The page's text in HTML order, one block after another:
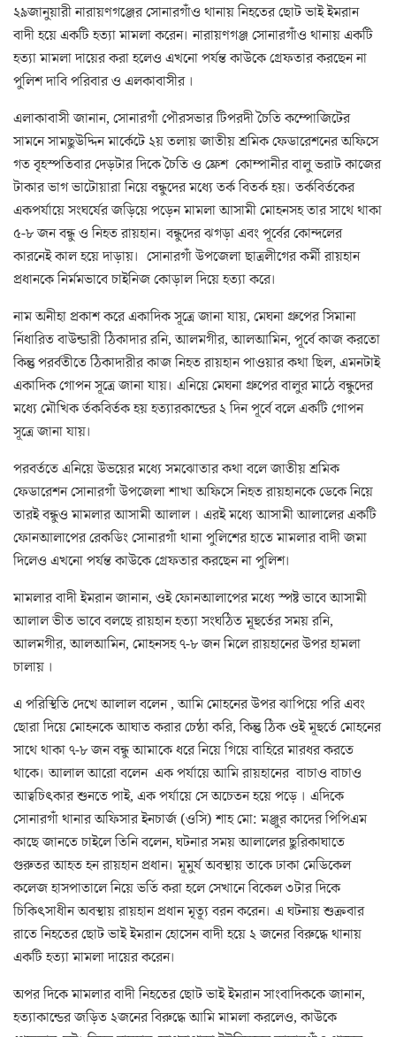
২৯জানুয়ারী নারায়ণগঞ্জের সোনারগাঁও থানায় নিহতের ছোট ভাই ইমরান
বাদী হয়ে একটি হত্যা মামলা করেন। নারায়ণগঞ্জ সোনারগাঁও থানায় একটি
হত্যা মামলা দায়ের করা হলেও এখনো পর্যন্ত কাউকে গ্রেফতার করছেন না
পুলিশ দাবি পরিবার ও এলকাবাসীর ।
এলাকাবাসী জানান, সোনারগাঁ পৌরসভার টিপরদী চৈতি কম্পোজিটের
সামনে সামছুউদ্দিন মার্কেটে ২য় তলায় জাতীয় শ্রমিক ফেডারেশনের অফিসে
গত বৃহস্পতিবার দেড়টার দিকে চৈতি ও ফ্রেশ কোম্পানীর বালু ভরাট কাজের
টাকার ভাগ ভাটোয়ারা নিয়ে বন্ধুদের মধ্যে তর্ক বিতর্ক হয়। তর্কবির্তকের
একপর্যায়ে সংঘর্ষের জড়িয়ে পড়েন মামলা আসামী মোহনসহ তার সাথে থাকা
৫-৮ জন বন্ধু ও নিহত রায়হান। বন্ধুদের ঝগড়া এবং পূর্বের কোন্দলের
কারনেই কাল হয়ে দাড়ায়। সোনারগাঁ উপজেলা ছাত্রলীগের কর্মী রায়হান
প্রধানকে নির্মমভাবে চাইনিজ কোড়াল দিয়ে হত্যা করে।
নাম অনীহা প্রকাশ করে একাদিক সূত্রে জানা যায়, মেঘনা গ্রুপের সিমানা
র্নিধারিত বাউন্ডারী ঠিকাদার রনি, আলমগীর, আলআমিন, পূর্বে কাজ করতো
কিন্তু পরর্বতীতে ঠিকাদারীর কাজ নিহত রায়হান পাওয়ার কথা ছিল, এমনটাই
একাদিক গোপন সূত্রে জানা যায়। এনিয়ে মেঘনা গ্রুপের বালুর মাঠে বন্ধুদের
মধ্যে মৌখিক র্তকবির্তক হয় হত্যারকান্ডের ২ দিন পূর্বে বলে একটি গোপন
সূত্রে জানা যায়।
পরবর্ততে এনিয়ে উভয়ের মধ্যে সমঝোতার কথা বলে জাতীয় শ্রমিক
ফেডারেশন সোনারগাঁ উপজেলা শাখা অফিসে নিহত রায়হানকে ডেকে নিয়ে
তারই বন্ধুও মামলার আসামী আলাল । এরই মধ্যে আসামী আলালের একটি
ফোনআলাপের রেকডিং সোনারগাঁ থানা পুলিশের হাতে মামলার বাদী জমা
দিলেও এখনো পর্যন্ত কাউকে গ্রেফতার করছেন না পুলিশ।
মামলার বাদী ইমরান জানান, ওই ফোনআলাপের মধ্যে স্পষ্ট ভাবে আসামী
আলাল ভীত ভাবে বলছে রায়হান হত্যা সংঘঠিত মূহুর্তের সময় রনি,
আলমগীর, আলআমিন, মোহনসহ ৭-৮ জন মিলে রায়হানের উপর হামলা
চালায় ।
এ পরিস্থিতি দেখে আলাল বলেন , আমি মোহনের উপর ঝাপিয়ে পরি এবং
ছোরা দিয়ে মোহনকে আঘাত করার চেষ্ঠা করি, কিন্তু ঠিক ওই মূহুর্তে মোহনের
সাথে থাকা ৭-৮ জন বন্ধু আমাকে ধরে নিয়ে গিয়ে বাহিরে মারধর করতে
থাকে। আলাল আরো বলেন এক পর্যায়ে আমি রায়হানের বাচাও বাচাও
আত্বচিৎকার শুনতে পাই, এক পর্যায়ে সে অচেতন হয়ে পড়ে । এদিকে
সোনারগাঁ থানার অফিসার ইনচার্জ (ওসি) শাহ মো: মঞ্জুর কাদের পিপিএম
কাছে জানতে চাইলে তিনি বলেন, ঘটনার সময় আলালের ছুরিকাঘাতে
গুরুতর আহত হন রায়হান প্রধান। মূমুর্ষ অবস্থায় তাকে ঢাকা মেডিকেল
কলেজ হাসপাতালে নিয়ে ভর্তি করা হলে সেখানে বিকেল ৩টার দিকে
চিকিৎসাধীন অবস্থায় রায়হান প্রধান মৃত্যূ বরন করেন। এ ঘটনায় শুক্রবার
রাতে নিহতের ছোট ভাই ইমরান হোসেন বাদী হয়ে ২ জনের বিরুদ্ধে থানায়
একটি হত্যা মামলা দায়ের করেন।
অপর দিকে মামলার বাদী নিহতের ছোট ভাই ইমরান সাংবাদিককে জানান,
হত্যাকান্ডের জড়িত ২জনের বিরুদ্ধে আমি মামলা করলেও, কাউকে